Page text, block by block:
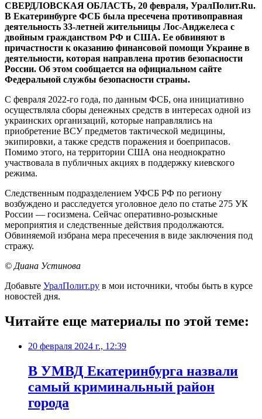
СВЕРДЛОВСКАЯ ОБЛАСТЬ, 20 февраля, УралПолит.Ru.
В Екатеринбурге ФСБ была пресечена противоправная
деятельность 33-летней жительницы Лос-Анджелеса с
двойным гражданством РФ и США. Ее обвиняют в
причастности к оказанию финансовой помощи Украине в
деятельности, которая направлена против безопасности
России. Об этом сообщается на официальном сайте
Федеральной службы безопасности страны.
С февраля 2022-го года, по данным ФСБ, она инициативно
осуществляла сборы денежных средств в интересах одной из
украинских организаций, которые направлялись на
приобретение ВСУ предметов тактической медицины,
экипировки, а также средств поражения и боеприпасов.
Помимо этого, на территории США она неоднократно
участвовала в публичных акциях в поддержку киевского
режима.
Следственным подразделением УФСБ РФ по региону
возбуждено и расследуется уголовное дело по статье 275 УК
России — госизмена. Сейчас оперативно-розыскные
мероприятия и следственные действия продолжаются.
Обвиняемой избрана мера пресечения в виде заключения под
стражу.
© Диана Устинова
Добавьте УралПолит.ру в мои источники, чтобы быть в курсе
новостей дня.
Читайте еще материалы по этой теме:
20 февраля 2024 г., 12:39
В УМВД Екатеринбурга назвали
самый криминальный район
города